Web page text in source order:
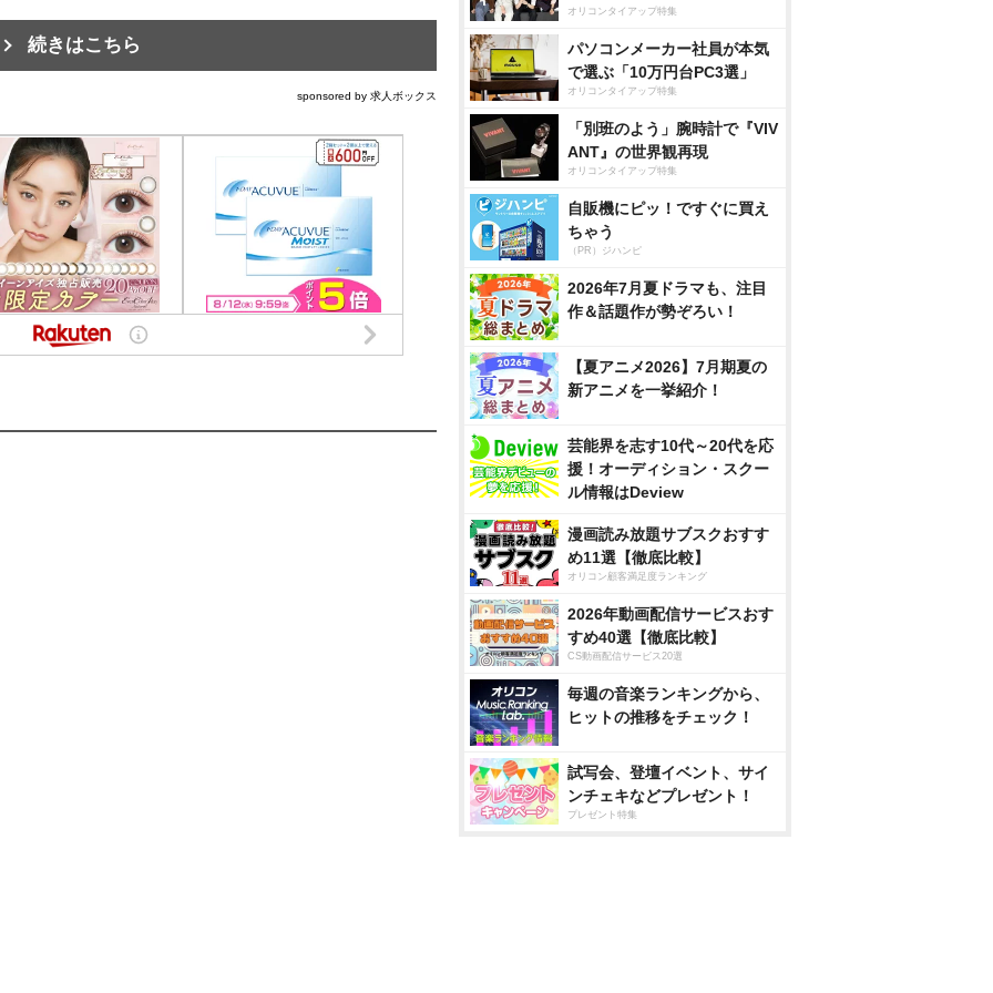
続きはこちら
sponsored by 求人ボックス
オリコンタイアップ特集
パソコンメーカー社員が本気
で選ぶ「10万円台PC3選」
オリコンタイアップ特集
「別班のよう」腕時計で『VIV
ANT』の世界観再現
オリコンタイアップ特集
自販機にピッ！ですぐに買え
ちゃう
（PR）ジハンピ
2026年7月夏ドラマも、注目
作＆話題作が勢ぞろい！
【夏アニメ2026】7月期夏の
新アニメを一挙紹介！
芸能界を志す10代～20代を応
援！オーディション・スクー
ル情報はDeview
漫画読み放題サブスクおすす
め11選【徹底比較】
オリコン顧客満足度ランキング
2026年動画配信サービスおす
すめ40選【徹底比較】
CS動画配信サービス20選
毎週の音楽ランキングから、
ヒットの推移をチェック！
試写会、登壇イベント、サイ
ンチェキなどプレゼント！
プレゼント特集